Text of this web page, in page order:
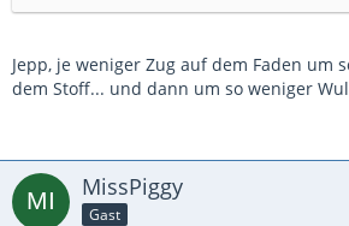
Jepp, je weniger Zug auf dem Faden um
dem Stoff... und dann um so weniger
MissPiggy
Gast